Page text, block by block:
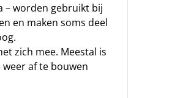
– worden gebruikt bij
en maken soms deel
zich mee. Meestal is
af te bouwen